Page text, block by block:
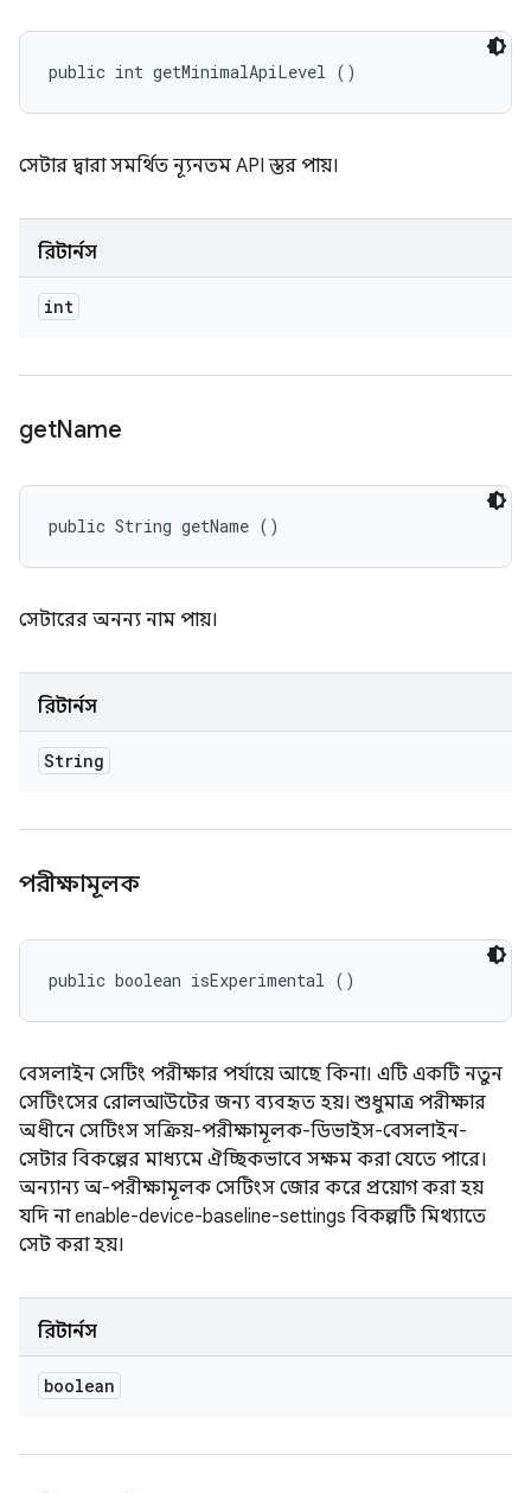
public int getMinimalApiLevel ()
সেটার দ্বারা সমর্থিত ন্যূনতম API স্তর পায়।
রিটার্নস
int
getName
public String getName ()
সেটারের অনন্য নাম পায়।
রিটার্নস
String
পরীক্ষামূলক
public boolean isExperimental ()
বেসলাইন সেটিং পরীক্ষার পর্যায়ে আছে কিনা। এটি একটি নতুন
সেটিংসের রোলআউটের জন্য ব্যবহৃত হয়। শুধুমাত্র পরীক্ষার
অধীনে সেটিংস সক্রিয়-পরীক্ষামূলক-ডিভাইস-বেসলাইন-
সেটার বিকল্পের মাধ্যমে ঐচ্ছিকভাবে সক্ষম করা যেতে পারে।
অন্যান্য অ-পরীক্ষামূলক সেটিংস জোর করে প্রয়োগ করা হয়
যদি না enable-device-baseline-settings বিকল্পটি মিথ্যাতে
সেট করা হয়।
রিটার্নস
boolean